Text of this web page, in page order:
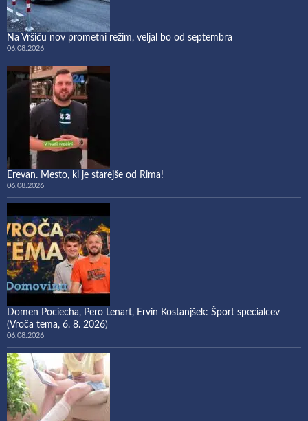
Na Vršiču nov prometni režim, veljal bo od septembra
06.08.2026
Erevan. Mesto, ki je starejše od Rima!
06.08.2026
Domen Pociecha, Pero Lenart, Ervin Kostanjšek: Šport specialcev
(Vroča tema, 6. 8. 2026)
06.08.2026